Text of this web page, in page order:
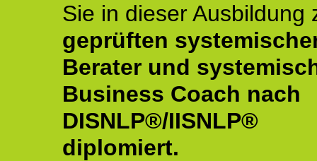
Sie in dieser Ausbildung
geprüften
Berater und
Business Coach nach
DISNLP®/IISNLP®
diplomiert.